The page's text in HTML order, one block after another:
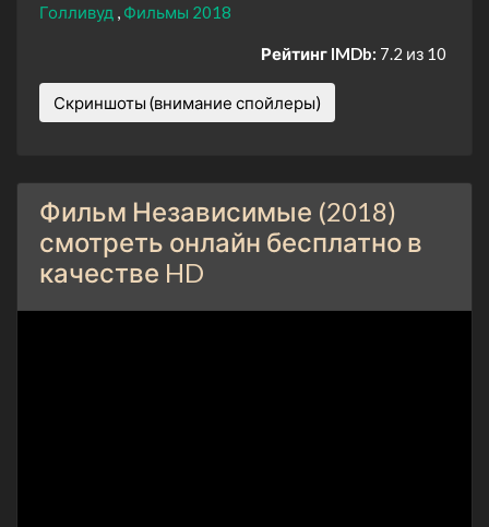
Голливуд
Фильмы 2018
Рейтинг IMDb: 7.2 из 10
Скриншоты (внимание спойлеры)
Фильм Независимые (2018)
смотреть онлайн бесплатно в
качестве HD